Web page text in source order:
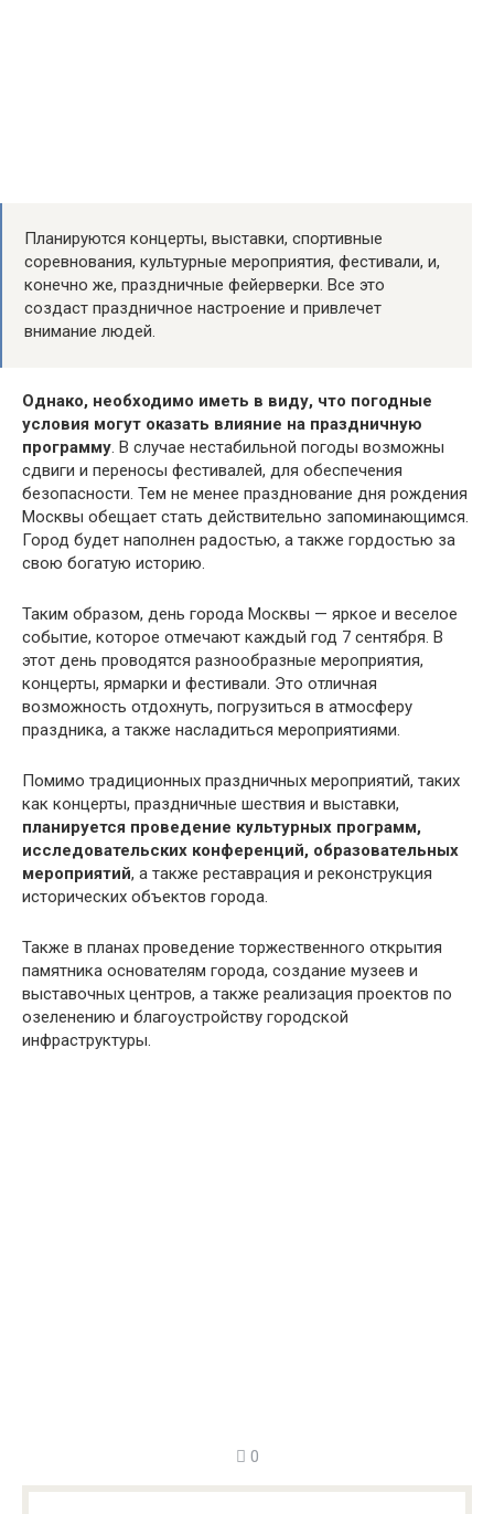
Планируются концерты, выставки, спортивные
соревнования, культурные мероприятия, фестивали, и,
конечно же, праздничные фейерверки. Все это
создаст праздничное настроение и привлечет
внимание людей.
Однако, необходимо иметь в виду, что погодные
условия могут оказать влияние на праздничную
программу. В случае нестабильной погоды возможны
сдвиги и переносы фестивалей, для обеспечения
безопасности. Тем не менее празднование дня рождения
Москвы обещает стать действительно запоминающимся.
Город будет наполнен радостью, а также гордостью за
свою богатую историю.
Таким образом, день города Москвы — яркое и веселое
событие, которое отмечают каждый год 7 сентября. В
этот день проводятся разнообразные мероприятия,
концерты, ярмарки и фестивали. Это отличная
возможность отдохнуть, погрузиться в атмосферу
праздника, а также насладиться мероприятиями.
Помимо традиционных праздничных мероприятий, таких
как концерты, праздничные шествия и выставки,
планируется проведение культурных программ,
исследовательских конференций, образовательных
мероприятий, а также реставрация и реконструкция
исторических объектов города.
Также в планах проведение торжественного открытия
памятника основателям города, создание музеев и
выставочных центров, а также реализация проектов по
озеленению и благоустройству городской
инфраструктуры.
0